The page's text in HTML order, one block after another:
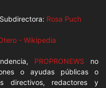
Rosa Puch
- Wikipedia
PROPRONEWS no
o ayudas públicas o
directivos, redactores y